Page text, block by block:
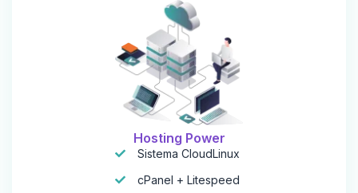
Hosting Power
Sistema CloudLinux
cPanel + Litespeed